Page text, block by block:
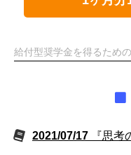
給付型奨学金を得るため
2021/07/17 『思考